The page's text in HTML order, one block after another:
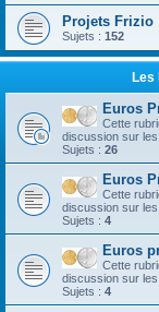
Projets Frizio
Sujets : 152
Les
Euros
Cette
discussion sur
Sujets : 26
Euros
Cette
discussion sur
Sujets : 4
Euros
Cette
discussion sur
Sujets : 4